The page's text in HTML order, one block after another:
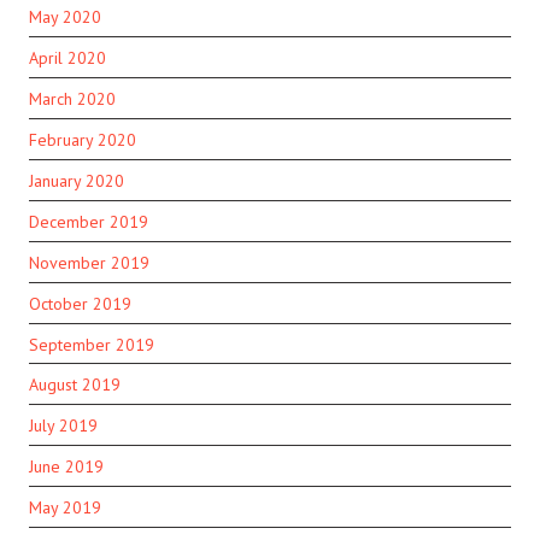
May 2020
April 2020
March 2020
February 2020
January 2020
December 2019
November 2019
October 2019
September 2019
August 2019
July 2019
June 2019
May 2019